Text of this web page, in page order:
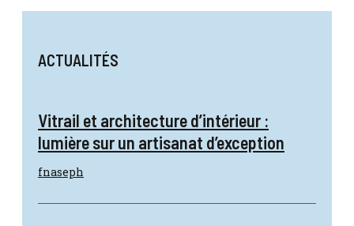
ACTUALITÉS
Vitrail et architecture d’intérieur :
lumière sur un artisanat d’exception
fnaseph